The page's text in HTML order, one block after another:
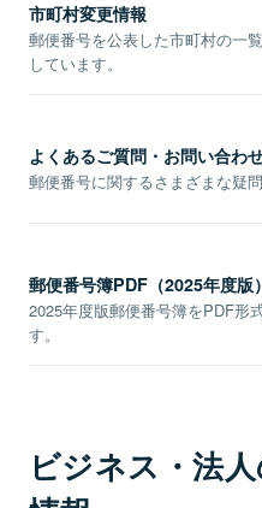
市町村変更情報
郵便番号を公表した市町村の一
しています。
よくあるご質問・お問い合わ
郵便番号に関するさまざまな疑
郵便番号簿PDF（2025年度版）
2025年度版郵便番号簿をPDF形
す。
ビジネス・法